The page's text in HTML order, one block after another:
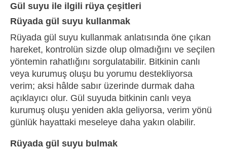
Gül suyu ile ilgili rüya çeşitleri
Rüyada gül suyu kullanmak
Rüyada gül suyu kullanmak anlatısında öne çıkan
hareket, kontrolün sizde olup olmadığını ve seçilen
yöntemin rahatlığını sorgulatabilir. Bitkinin canlı
veya kurumuş oluşu bu yorumu destekliyorsa
verim; aksi hâlde sabır üzerinde durmak daha
açıklayıcı olur. Gül suyuda bitkinin canlı veya
kurumuş oluşu yeniden akla geliyorsa, verim yönü
günlük hayattaki meseleye daha yakın olabilir.
Rüyada gül suyu bulmak